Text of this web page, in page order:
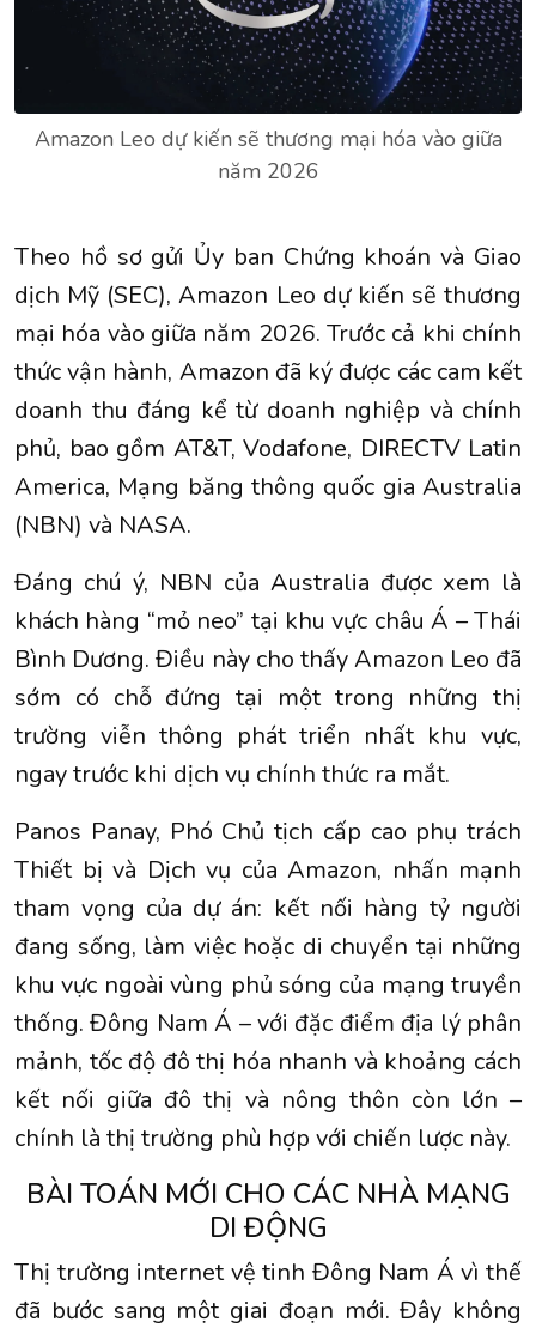
Amazon Leo dự kiến sẽ thương mại hóa vào giữa
năm 2026
Theo hồ sơ gửi Ủy ban Chứng khoán và Giao
dịch Mỹ (SEC), Amazon Leo dự kiến sẽ thương
mại hóa vào giữa năm 2026. Trước cả khi chính
thức vận hành, Amazon đã ký được các cam kết
doanh thu đáng kể từ doanh nghiệp và chính
phủ, bao gồm AT&T, Vodafone, DIRECTV Latin
America, Mạng băng thông quốc gia Australia
(NBN) và NASA.
Đáng chú ý, NBN của Australia được xem là
khách hàng “mỏ neo” tại khu vực châu Á – Thái
Bình Dương. Điều này cho thấy Amazon Leo đã
sớm có chỗ đứng tại một trong những thị
trường viễn thông phát triển nhất khu vực,
ngay trước khi dịch vụ chính thức ra mắt.
Panos Panay, Phó Chủ tịch cấp cao phụ trách
Thiết bị và Dịch vụ của Amazon, nhấn mạnh
tham vọng của dự án: kết nối hàng tỷ người
đang sống, làm việc hoặc di chuyển tại những
khu vực ngoài vùng phủ sóng của mạng truyền
thống. Đông Nam Á – với đặc điểm địa lý phân
mảnh, tốc độ đô thị hóa nhanh và khoảng cách
kết nối giữa đô thị và nông thôn còn lớn –
chính là thị trường phù hợp với chiến lược này.
BÀI TOÁN MỚI CHO CÁC NHÀ MẠNG
DI ĐỘNG
Thị trường internet vệ tinh Đông Nam Á vì thế
đã bước sang một giai đoạn mới. Đây không